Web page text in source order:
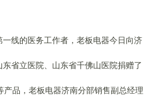
线的医务工作者，老板电器今日向济
省立医院、山东省千佛山医院捐赠了
品，老板电器济南分部销售副总经理